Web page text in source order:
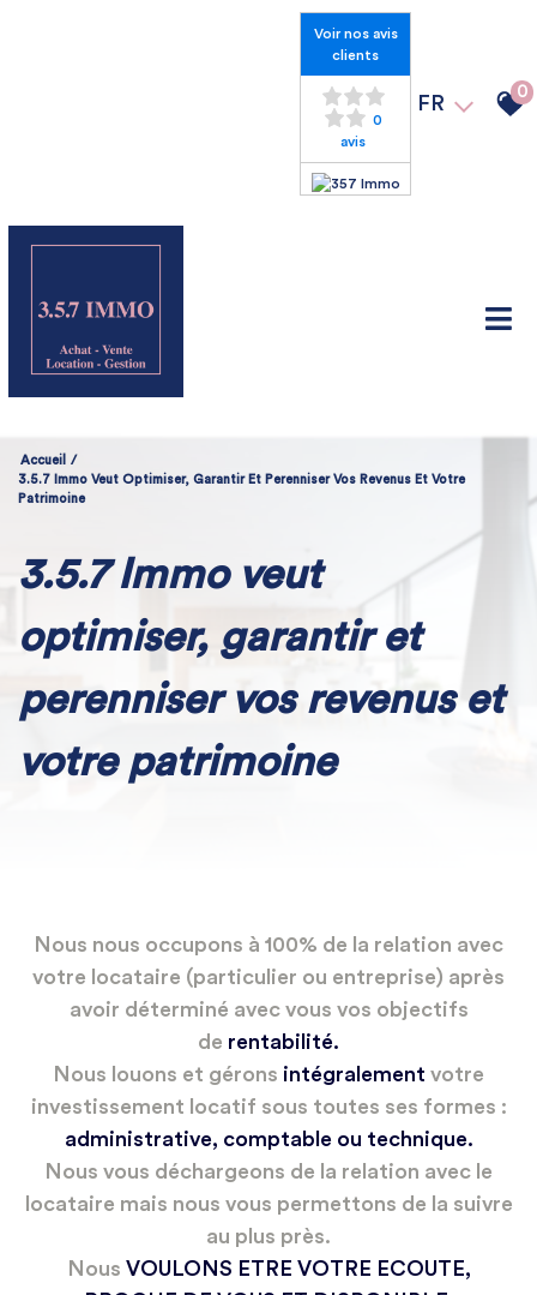
Voir nos avis
clients
0
avis
FR
0
Accueil
3.5.7 Immo Veut Optimiser, Garantir Et Perenniser Vos Revenus Et Votre
Patrimoine
3.5.7 Immo veut
optimiser, garantir et
perenniser vos revenus et
votre patrimoine
Nous nous occupons à 100% de la relation avec
votre locataire (particulier ou entreprise) après
avoir déterminé avec vous vos objectifs
de rentabilité.
Nous louons et gérons intégralement votre
investissement locatif sous toutes ses formes :
administrative, comptable ou technique.
Nous vous déchargeons de la relation avec le
locataire mais nous vous permettons de la suivre
au plus près.
Nous VOULONS ETRE VOTRE ECOUTE,